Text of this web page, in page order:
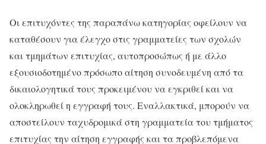
Οι επιτυχόντες της παραπάνω κατηγορίας οφείλουν να
καταθέσουν για έλεγχο στις γραμματείες των σχολών
και τμημάτων επιτυχίας, αυτοπροσώπως ή με άλλο
εξουσιοδοτημένο πρόσωπο αίτηση συνοδευμένη από τα
δικαιολογητικά τους προκειμένου να εγκριθεί και να
ολοκληρωθεί η εγγραφή τους. Εναλλακτικά, μπορούν να
αποστείλουν ταχυδρομικά στη γραμματεία του τμήματος
επιτυχίας την αίτηση εγγραφής και τα προβλεπόμενα